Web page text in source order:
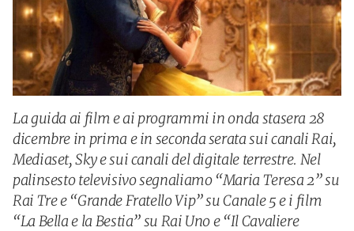
La guida ai film e ai programmi in onda stasera 28
dicembre in prima e in seconda serata sui canali Rai,
Mediaset, Sky e sui canali del digitale terrestre. Nel
palinsesto televisivo segnaliamo “Maria Teresa 2” su
Rai Tre e “Grande Fratello Vip” su Canale 5 e i film
“La Bella e la Bestia” su Rai Uno e “Il Cavaliere